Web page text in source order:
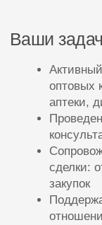
Проведение
консультаций
Сопровождение
сделки: от
закупок
Поддержание и
отношений с
Анализ рынка,
возможностей
Ведение
системой
Наши ожидания:
Опыт работы в
b2b-сегменте от
Умение вести